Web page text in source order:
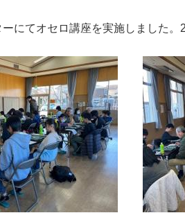
にてオセロ講座を実施しました。